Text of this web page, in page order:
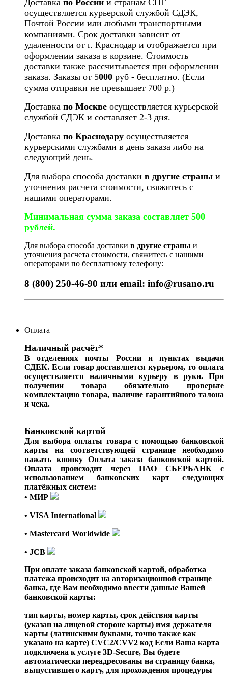
Доставка по России и странам СНГ
осуществляется курьерской службой СДЭК,
Почтой России или любыми транспортными
компаниями. Срок доставки зависит от
удаленности от г. Краснодар и отображается при
оформлении заказа в корзине. Стоимость
доставки также рассчитывается при оформлении
заказа. Заказы от 5000 руб - бесплатно. (Если
сумма отправки не превышает 700 р.)
Доставка по Москве осуществляется курьерской
службой СДЭК и составляет 2-3 дня.
Доставка по Краснодару осуществляется
курьерскими службами в день заказа либо на
следующий день.
Для выбора способа доставки в другие страны и
уточнения расчета стоимости, свяжитесь с
нашими операторами.
Минимальная сумма заказа составляет 500
рублей.
Для выбора способа доставки в другие страны и
уточнения расчета стоимости, свяжитесь с нашими
операторами по бесплатному телефону:
8 (800) 250-46-90 или email: info@rusano.ru
Оплата
Наличный расчёт*
В отделениях почты России и пунктах выдачи
СДЕК. Если товар доставляется курьером, то оплата
осуществляется наличными курьеру в руки. При
получении товара обязательно проверьте
комплектацию товара, наличие гарантийного талона
и чека.
Банковской картой
Для выбора оплаты товара с помощью банковской
карты на соответствующей странице необходимо
нажать кнопку Оплата заказа банковской картой.
Оплата происходит через ПАО СБЕРБАНК с
использованием банковских карт следующих
платёжных систем:
• МИР
• VISA International
• Mastercard Worldwide
• JCB
При оплате заказа банковской картой, обработка
платежа происходит на авторизационной странице
банка, где Вам необходимо ввести данные Вашей
банковской карты:
тип карты, номер карты, срок действия карты
(указан на лицевой стороне карты) имя держателя
карты (латинскими буквами, точно также как
указано на карте) CVC2/CVV2 код Если Ваша карта
подключена к услуге 3D-Secure, Вы будете
автоматически переадресованы на страницу банка,
выпустившего карту, для прохождения процедуры